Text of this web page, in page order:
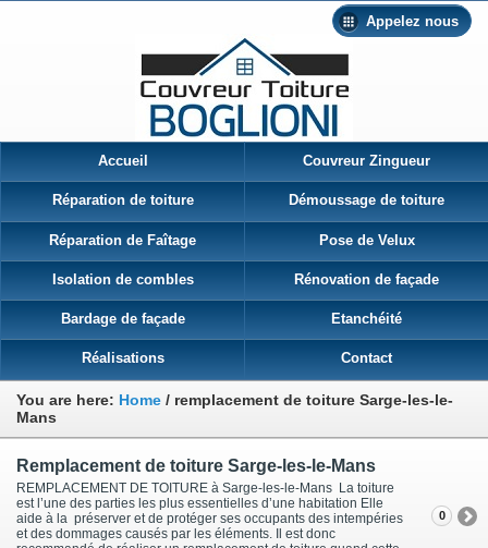
Appelez nous
Accueil Couvreur Zingueur
Réparation de toiture Démoussage de toiture
Réparation de Faîtage Pose de Velux
Isolation de combles Rénovation de façade
Bardage de façade Etanchéité
Réalisations Contact
You are here: Home / remplacement de toiture Sarge-les-le-
Mans
Remplacement de toiture Sarge-les-le-Mans
REMPLACEMENT DE TOITURE à Sarge-les-le-Mans La toiture
est l’une des parties les plus essentielles d’une habitation Elle
aide à la préserver et de protéger ses occupants des intempéries
et des dommages causés par les éléments. Il est donc
0